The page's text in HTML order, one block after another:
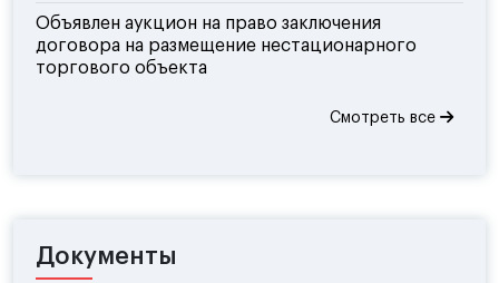
Объявлен аукцион на право заключения
договора на размещение нестационарного
торгового объекта
Смотреть все
Документы